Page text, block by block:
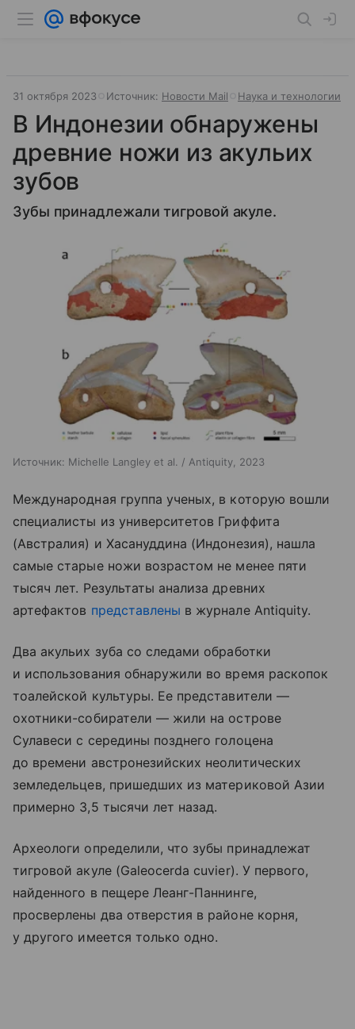
31 октября 2023 Источник: Новости Mail Наука и технологии
В Индонезии обнаружены
древние ножи из акульих
зубов
Зубы принадлежали тигровой акуле.
Источник: Michelle Langley et al. / Antiquity, 2023
Международная группа ученых, в которую вошли
специалисты из университетов Гриффита
(Австралия) и Хасануддина (Индонезия), нашла
самые старые ножи возрастом не менее пяти
тысяч лет. Результаты анализа древних
артефактов представлены в журнале Antiquity.
Два акульих зуба со следами обработки
и использования обнаружили во время раскопок
тоалейской культуры. Ее представители —
охотники-собиратели — жили на острове
Сулавеси с середины позднего голоцена
до времени австронезийских неолитических
земледельцев, пришедших из материковой Азии
примерно 3,5 тысячи лет назад.
Археологи определили, что зубы принадлежат
тигровой акуле (Galeocerda cuvier). У первого,
найденного в пещере Леанг-Паннинге,
просверлены два отверстия в районе корня,
у другого имеется только одно.